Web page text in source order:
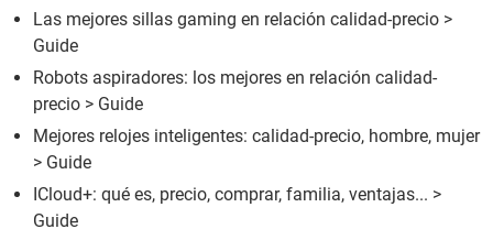
Las mejores sillas gaming en relación calidad-precio >
Guide
Robots aspiradores: los mejores en relación calidad-
precio > Guide
Mejores relojes inteligentes: calidad-precio, hombre, mujer
> Guide
ICloud+: qué es, precio, comprar, familia, ventajas... >
Guide